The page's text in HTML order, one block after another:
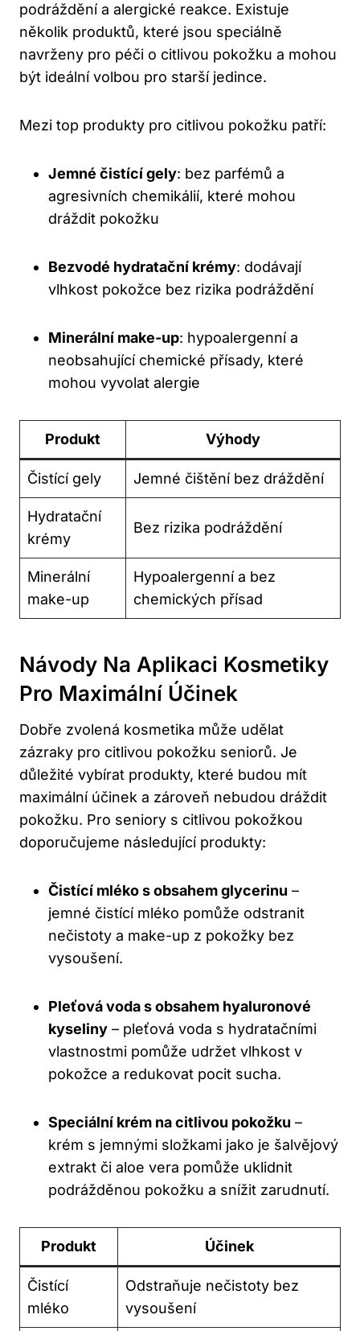
podráždění a alergické reakce. Existuje
několik produktů, které jsou speciálně
navrženy pro péči o citlivou pokožku a mohou
být ideální volbou pro starší jedince.
Mezi top produkty pro citlivou pokožku patří:
Jemné čistící gely: bez parfémů a
agresivních chemikálií, které mohou
dráždit pokožku
Bezvodé hydratační krémy: dodávají
vlhkost pokožce bez rizika podráždění
Minerální make-up: hypoalergenní a
neobsahující chemické přísady, které
mohou vyvolat alergie
Produkt Výhody
Čistící gely Jemné čištění bez dráždění
Hydratační
krémy
Bez rizika podráždění
Minerální
make-up
Hypoalergenní a bez
chemických přísad
Návody Na Aplikaci Kosmetiky
Pro Maximální Účinek
Dobře zvolená kosmetika může udělat
zázraky pro citlivou pokožku seniorů. Je
důležité vybírat produkty, které budou mít
maximální účinek a zároveň nebudou dráždit
pokožku. Pro seniory s citlivou pokožkou
doporučujeme následující produkty:
Čistící mléko s obsahem glycerinu –
jemné čistící mléko pomůže odstranit
nečistoty a make-up z pokožky bez
vysoušení.
Pleťová voda s obsahem hyaluronové
kyseliny – pleťová voda s hydratačními
vlastnostmi pomůže udržet vlhkost v
pokožce a redukovat pocit sucha.
Speciální krém na citlivou pokožku –
krém s jemnými složkami jako je šalvějový
extrakt či aloe vera pomůže uklidnit
podrážděnou pokožku a snížit zarudnutí.
Produkt Účinek
Čistící
mléko
Odstraňuje nečistoty bez
vysoušení